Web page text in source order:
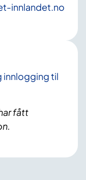
innlandet.no
innlogging til
fått